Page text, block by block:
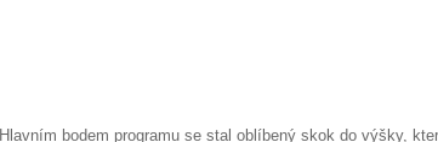
Hlavním bodem programu se stal oblíbený skok do výšky,